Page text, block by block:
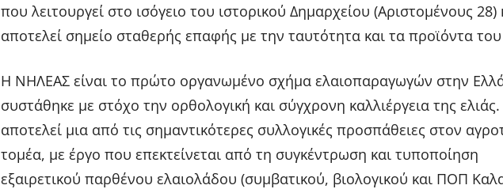
που λειτουργεί στο ισόγειο του ιστορικού Δημαρχείου (Αριστομένους 28)
αποτελεί σημείο σταθερής επαφής με την ταυτότητα και τα προϊόντα
Η ΝΗΛΕΑΣ είναι το πρώτο οργανωμένο σχήμα ελαιοπαραγωγών στην
συστάθηκε με στόχο την ορθολογική και σύγχρονη καλλιέργεια της
αποτελεί μια από τις σημαντικότερες συλλογικές προσπάθειες στον
τομέα, με έργο που επεκτείνεται από τη συγκέντρωση και τυποποίηση
εξαιρετικού παρθένου ελαιολάδου (συμβατικού, βιολογικού και ΠΟΠ